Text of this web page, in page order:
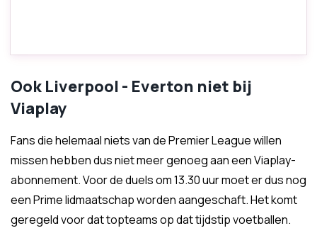
Ook Liverpool - Everton niet bij
Viaplay
Fans die helemaal niets van de Premier League willen
missen hebben dus niet meer genoeg aan een Viaplay-
abonnement. Voor de duels om 13.30 uur moet er dus nog
een Prime lidmaatschap worden aangeschaft. Het komt
geregeld voor dat topteams op dat tijdstip voetballen.